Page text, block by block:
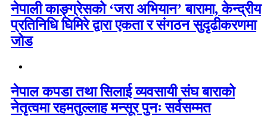
नेपाली काङ्ग्रेसको ‘जरा अभियान’ बारामा, केन्द्रीय
प्रतिनिधि घिमिरे द्वारा एकता र संगठन सुदृढीकरणमा
जोड
नेपाल कपडा तथा सिलाई व्यवसायी संघ बाराको
नेतृत्वमा रहमतुल्लाह मन्सूर पुनः सर्वसम्मत